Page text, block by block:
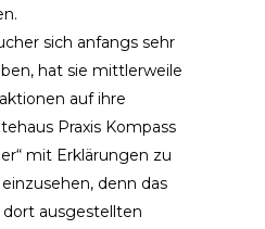
sich anfangs sehr
hat sie mittlerweile
auf ihre
Praxis Kompass
mit Erklärungen zu
denn das
ausgestellten